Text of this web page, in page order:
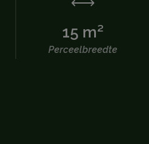
15 m²
Perceelbreedte